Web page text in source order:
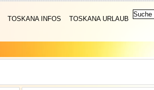
TOSKANA INFOS TOSKANA URLAUB